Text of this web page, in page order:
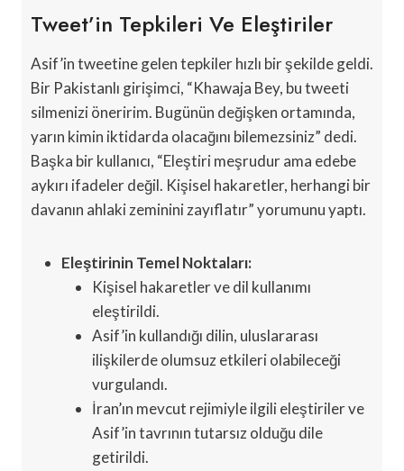
Tweet’in Tepkileri Ve Eleştiriler
Asif’in tweetine gelen tepkiler hızlı bir şekilde geldi.
Bir Pakistanlı girişimci, “Khawaja Bey, bu tweeti
silmenizi öneririm. Bugünün değişken ortamında,
yarın kimin iktidarda olacağını bilemezsiniz” dedi.
Başka bir kullanıcı, “Eleştiri meşrudur ama edebe
aykırı ifadeler değil. Kişisel hakaretler, herhangi bir
davanın ahlaki zeminini zayıflatır” yorumunu yaptı.
Eleştirinin Temel Noktaları:
Kişisel hakaretler ve dil kullanımı
eleştirildi.
Asif’in kullandığı dilin, uluslararası
ilişkilerde olumsuz etkileri olabileceği
vurgulandı.
İran’ın mevcut rejimiyle ilgili eleştiriler ve
Asif’in tavrının tutarsız olduğu dile
getirildi.